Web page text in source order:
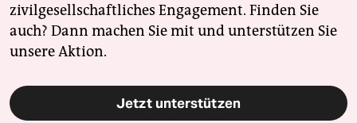
zivilgesellschaftliches Engagement. Finden Sie
auch? Dann machen Sie mit und unterstützen Sie
unsere Aktion.
Jetzt unterstützen